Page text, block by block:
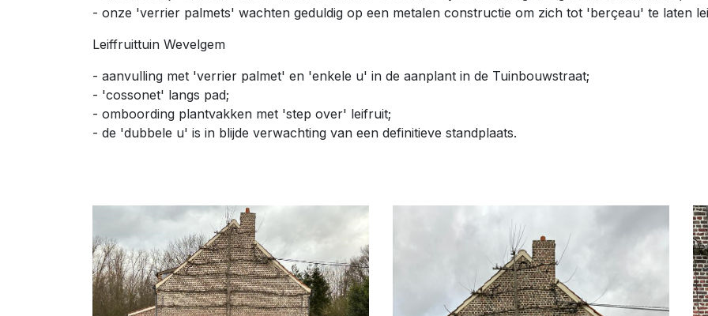
- onze 'verrier palmets' wachten geduldig op een metalen constructie om zich tot 'berçeau' te laten
Leiffruittuin Wevelgem
- aanvulling met 'verrier palmet' en 'enkele u' in de aanplant in de Tuinbouwstraat;
- 'cossonet' langs pad;
- omboording plantvakken met 'step over' leifruit;
- de 'dubbele u' is in blijde verwachting van een definitieve standplaats.